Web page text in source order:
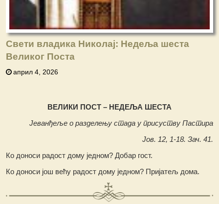
Свети владика Николај: Недеља шеста
Великог Поста
април 4, 2026
ВЕЛИКИ ПОСТ – НЕДЕЉА ШЕСТА
Јеванђеље о разделењу стада у присуству Пастира
Јов. 12, 1-18. Зач. 41.
Ко доноси радост дому једном? Добар гост.
Ко доноси још већу радост дому једном? Пријатељ дома.